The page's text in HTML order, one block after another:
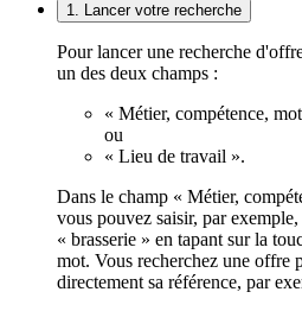
1. Lancer votre recherche
Pour lancer une recherche
un des deux champs :
« Métier, compétence,
ou
« Lieu de travail ».
Dans le champ « Métier,
vous pouvez saisir, par
« brasserie » en tapant sur la
mot. Vous recherchez une offre
directement sa référence, par